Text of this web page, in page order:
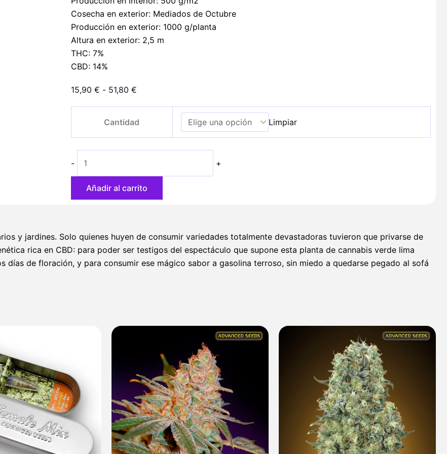
Cosecha en exterior: Mediados de Octubre
Producción en exterior: 1000 g/planta
Altura en exterior: 2,5 m
THC: 7%
CBD: 14%
15,90 € - 51,80 €Rango
desde
Cantidad Limpiar
-
cantidad
+
Añadir al carrito
y jardines. Solo quienes huyen de consumir variedades totalmente devastadoras tuvieron que privarse de
rica en CBD: para poder ser testigos del espectáculo que supone esta planta de cannabis verde lima
de floración, y para consumir ese mágico sabor a gasolina terroso, sin miedo a quedarse pegado al sofá
hasta
249,80 €
Rango
de
desde
7,60 €
hasta
72,70 €
Rango
de
313,40 €